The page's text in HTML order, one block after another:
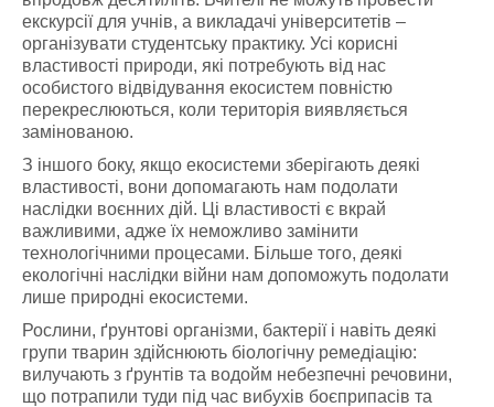
екскурсії для учнів, а викладачі університетів –
організувати студентську практику. Усі корисні
властивості природи, які потребують від нас
особистого відвідування екосистем повністю
перекреслюються, коли територія виявляється
замінованою.
З іншого боку, якщо екосистеми зберігають деякі
властивості, вони допомагають нам подолати
наслідки воєнних дій. Ці властивості є вкрай
важливими, адже їх неможливо замінити
технологічними процесами. Більше того, деякі
екологічні наслідки війни нам допоможуть подолати
лише природні екосистеми.
Рослини, ґрунтові організми, бактерії і навіть деякі
групи тварин здійснюють біологічну ремедіацію:
вилучають з ґрунтів та водойм небезпечні речовини,
що потрапили туди під час вибухів боєприпасів та